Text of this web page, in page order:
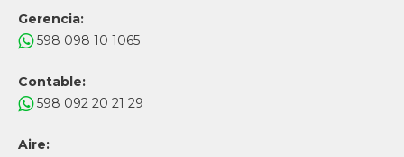
Gerencia:
598 098 10 1065
Contable:
598 092 20 21 29
Aire: